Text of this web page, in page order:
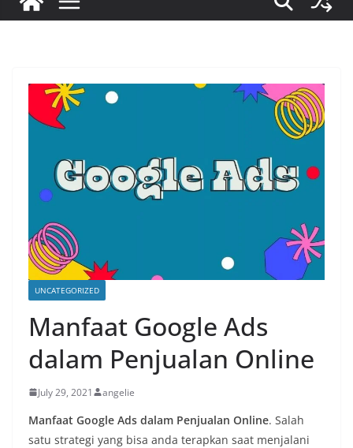
UNCATEGORIZED
Manfaat Google Ads
dalam Penjualan Online
July 29, 2021 angelie
Manfaat Google Ads dalam Penjualan Online. Salah
satu strategi yang bisa anda terapkan saat menjalani